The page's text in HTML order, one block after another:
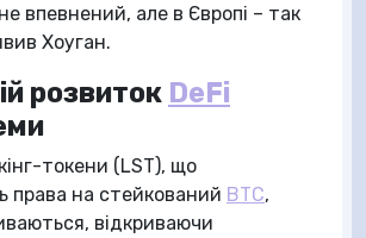
впевнений, але в Європі – так
Хоуган.
розвиток DeFi
токени (LST), що
права на стейкований BTC,
відкриваючи